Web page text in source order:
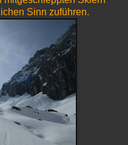
Sinn zuführen.